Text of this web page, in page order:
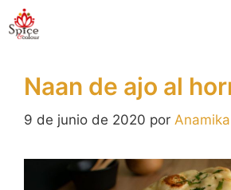
Saltar
al
Naan de ajo al
9 de junio de 2020 por Anamika